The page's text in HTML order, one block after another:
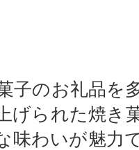
子のお礼品を
げられた焼き
味わいが魅力